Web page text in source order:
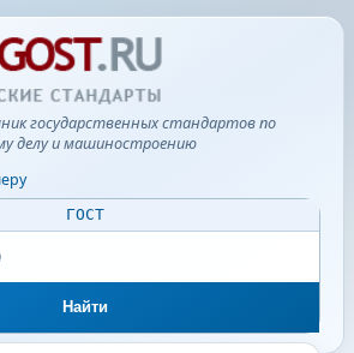
государственных стандартов по
делу и машиностроению
ГОСТ
Найти